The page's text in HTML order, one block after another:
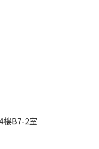
樓B7-2室